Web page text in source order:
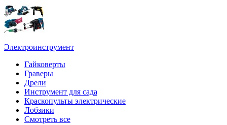
Электроинструмент
Гайковерты
Граверы
Дрели
Инструмент для сада
Краскопульты электрические
Лобзики
Смотреть все